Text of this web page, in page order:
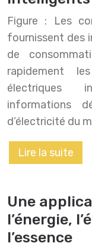
Figure : Les
fournissent des
de
rapidement
électriques
informations
d’électricité du
Lire la suite
Une
l’énergie,
l’essence